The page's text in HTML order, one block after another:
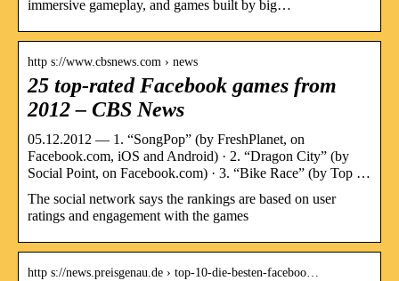
immersive gameplay, and games built by big…
http s://www.cbsnews.com › news
25 top-rated Facebook games from
2012 – CBS News
05.12.2012 — 1. “SongPop” (by FreshPlanet, on
Facebook.com, iOS and Android) · 2. “Dragon City” (by
Social Point, on Facebook.com) · 3. “Bike Race” (by Top …
The social network says the rankings are based on user
ratings and engagement with the games
http s://news.preisgenau.de › top-10-die-besten-faceboo…